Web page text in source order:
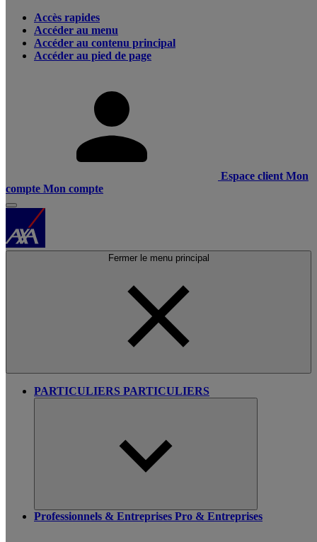
Accès rapides
Accéder au menu
Accéder au contenu principal
Accéder au pied de page
Espace client Mon
compte Mon compte
Fermer le menu principal
PARTICULIERS PARTICULIERS
Professionnels & Entreprises Pro & Entreprises